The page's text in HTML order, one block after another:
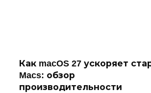
Как macOS 27 ускоряет
Macs: обзор
производительности